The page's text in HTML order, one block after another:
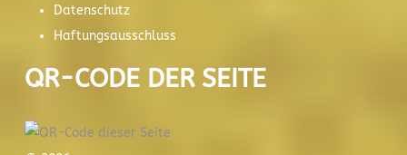
Datenschutz
Haftungsausschluss
QR-CODE DER SEITE